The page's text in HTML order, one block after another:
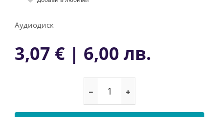
Аудиодиск
3,07 € | 6,00 лв.